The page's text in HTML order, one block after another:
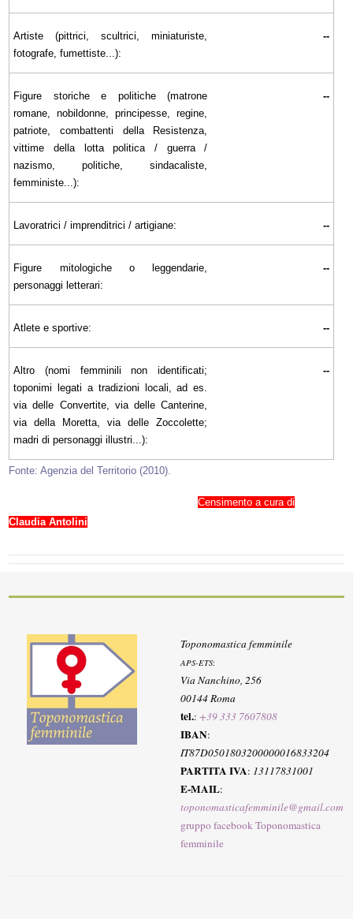
Artiste (pittrici, scultrici, miniaturiste,
fotografe, fumettiste...):
--
Figure storiche e politiche (matrone
romane, nobildonne, principesse, regine,
patriote, combattenti della Resistenza,
vittime della lotta politica / guerra /
nazismo, politiche, sindacaliste,
femministe...):
--
Lavoratrici / imprenditrici / artigiane: --
Figure mitologiche o leggendarie,
personaggi letterari:
--
Atlete e sportive: --
Altro (nomi femminili non identificati;
toponimi legati a tradizioni locali, ad es.
via delle Convertite, via delle Canterine,
via della Moretta, via delle Zoccolette;
madri di personaggi illustri...):
--
Fonte: Agenzia del Territorio (2010).
Censimento a cura di
Claudia Antolini
Toponomastica femminile
APS-ETS:
Via Nanchino, 256
00144 Roma
tel.:+39 333 7607808
IBAN:
IT87D0501803200000016833204
PARTITA IVA: 13117831001
E-MAIL:
toponomasticafemminile@gmail.com
gruppo facebook Toponomastica
femminile